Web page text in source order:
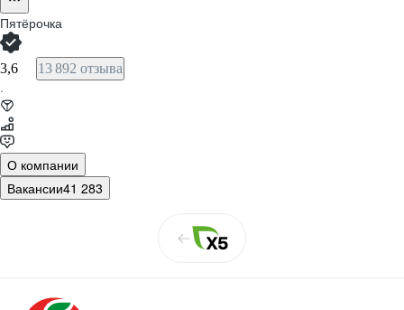
Пятёрочка
3,6 13 892 отзыва
·
О компании
Вакансии41 283